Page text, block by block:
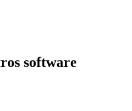
software